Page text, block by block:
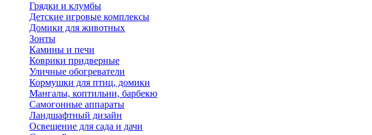
Грядки и клумбы
Детские игровые комплексы
Домики для животных
Зонты
Камины и печи
Коврики придверные
Уличные обогреватели
Кормушки для птиц, домики
Мангалы, коптильни, барбекю
Самогонные аппараты
Ландшафтный дизайн
Освещение для сада и дачи